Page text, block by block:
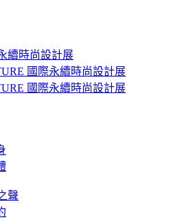
續時尚設計展
國際永續時尚設計展
國際永續時尚設計展
聲